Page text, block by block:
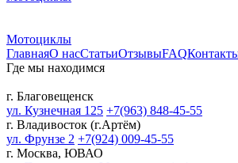
Мотоциклы
ГлавнаяО насСтатьиОтзывыFAQ
Где мы находимся
г. Благовещенск
ул. Кузнечная 125 +7(963) 848-45-55
г. Владивосток (г.Артём)
ул. Фрунзе 2 +7(924) 009-45-55
г. Москва, ЮВАО